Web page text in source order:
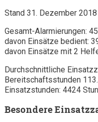
Stand 31. Dezember 2018
Gesamt-Alarmierungen:
davon Einsätze bedient:
davon Einsätze mit 2
Durchschnittliche
Bereitschaftsstunden
Einsatzstunden: 4424
Besondere